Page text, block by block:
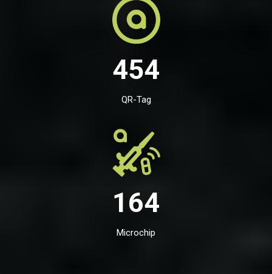
454
QR-Tag
164
Microchip